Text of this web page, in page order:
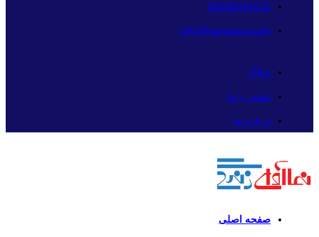
09358341515
info@namaava.com
وبلاگ
تماس با ما
درباره ما
صفحه اصلی